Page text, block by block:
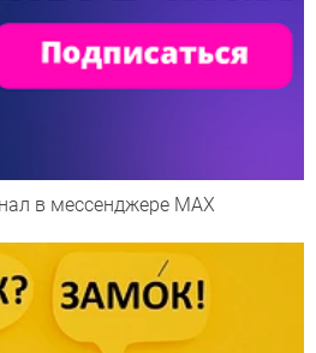
в мессенджере МАХ